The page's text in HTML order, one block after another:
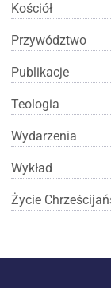
Kościół
Przywództwo
Publikacje
Teologia
Wydarzenia
Wykład
Życie